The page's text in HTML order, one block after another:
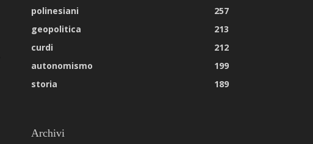
polinesiani
257
geopolitica
213
curdi
212
autonomismo
199
storia
189
Archivi